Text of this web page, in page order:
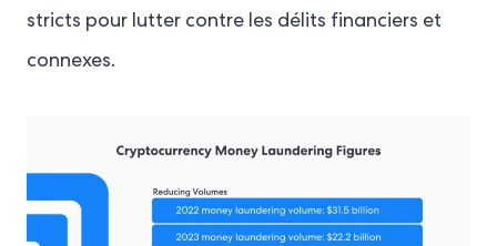
stricts pour lutter contre les délits financiers et
connexes.